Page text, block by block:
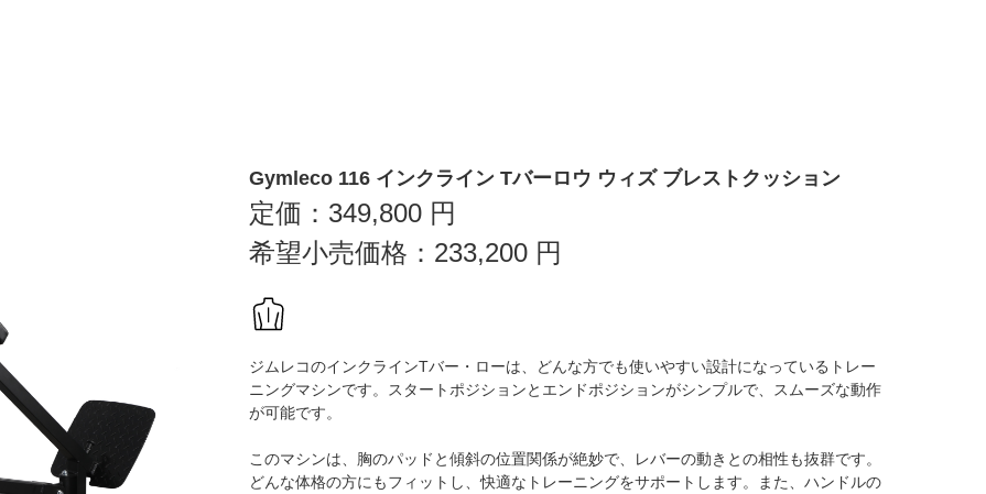
Gymleco 116 インクライン Tバーロウ ウィズ ブレストクッション
定価： 349,800 円
希望小売価格： 233,200 円
ジムレコのインクラインTバー・ローは、どんな方でも使いやすい設計になっているトレー
ニングマシンです。スタートポジションとエンドポジションがシンプルで、スムーズな動作
が可能です。
このマシンは、胸のパッドと傾斜の位置関係が絶妙で、レバーの動きとの相性も抜群です。
どんな体格の方にもフィットし、快適なトレーニングをサポートします。また、ハンドルの